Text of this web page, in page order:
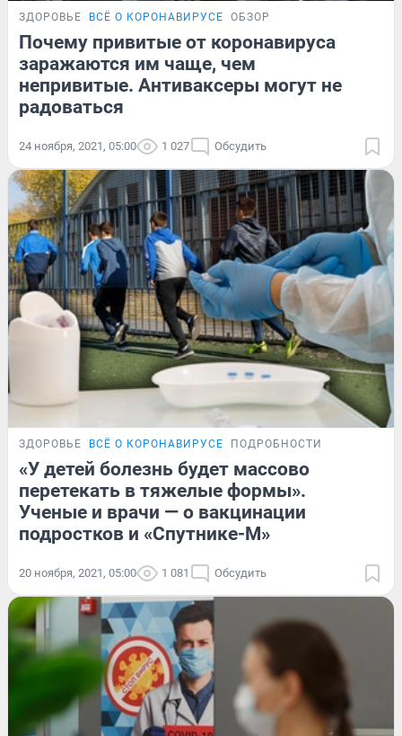
ЗДОРОВЬЕ ВСЁ О КОРОНАВИРУСЕ ОБЗОР
Почему привитые от коронавируса
заражаются им чаще, чем
непривитые. Антиваксеры могут не
радоваться
24 ноября, 2021, 05:00 1 027 Обсудить
ЗДОРОВЬЕ ВСЁ О КОРОНАВИРУСЕ ПОДРОБНОСТИ
«У детей болезнь будет массово
перетекать в тяжелые формы».
Ученые и врачи — о вакцинации
подростков и «Спутнике-М»
20 ноября, 2021, 05:00 1 081 Обсудить